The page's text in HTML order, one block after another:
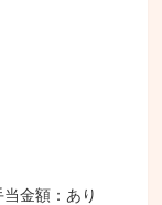
金額：あり